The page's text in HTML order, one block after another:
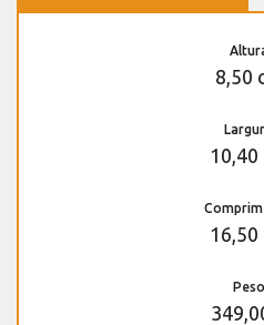
8,50
10,40
16,50
Peso